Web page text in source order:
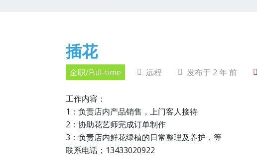
插花
全职/Full-time 远程 发布于 2 年 前
工作内容：
1：负责店内产品销售，上门客人接待
2：协助花艺师完成订单制作
3：负责店内鲜花绿植的日常整理及养护，等
联系电话；13433020922